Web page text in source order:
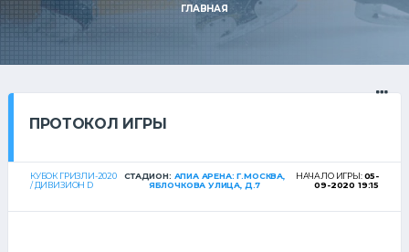
ГЛАВНАЯ
ПРОТОКОЛ ИГРЫ
КУБОК ГРИЗЛИ-2020
/ ДИВИЗИОН D
СТАДИОН: АПИА АРЕНА: Г.МОСКВА,
ЯБЛОЧКОВА УЛИЦА, Д.7
НАЧАЛО ИГРЫ:05-
09-2020 19:15